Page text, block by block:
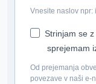
Vnesite naslov npr:
Strinjam se
sprejemam
Od prejemanja
povezave v naši e-